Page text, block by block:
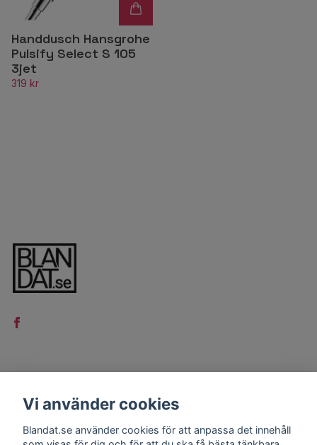
Handdusch Hansgrohe
Pulsify Select S 105
3jet
319 kr
Kontakt
Köpvillkor
Vi använder cookies
Blandat.se använder cookies för att anpassa det innehåll